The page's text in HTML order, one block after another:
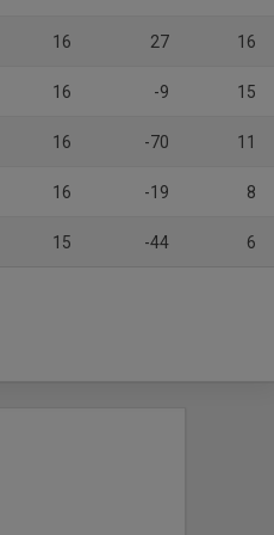
16 27 16
16 -9 15
16 -70 11
16 -19 8
15 -44 6